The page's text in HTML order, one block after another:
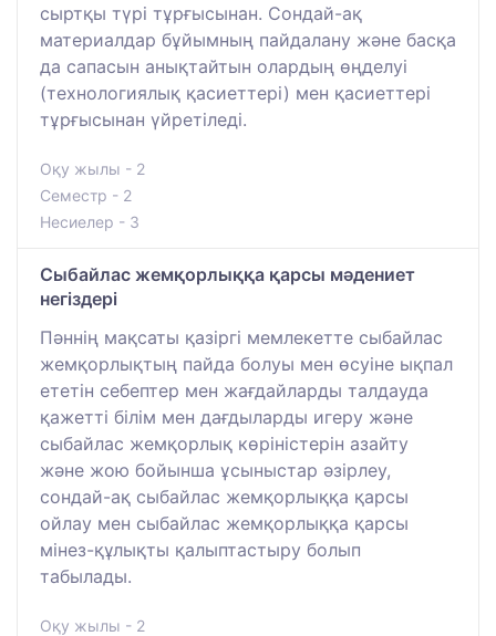
сыртқы түрі тұрғысынан. Сондай-ақ
материалдар бұйымның пайдалану және басқа
да сапасын анықтайтын олардың өңделуі
(технологиялық қасиеттері) мен қасиеттері
тұрғысынан үйретіледі.
Оқу жылы - 2
Семестр - 2
Несиелер - 3
Сыбайлас жемқорлыққа қарсы мәдениет
негіздері
Пәннің мақсаты қазіргі мемлекетте сыбайлас
жемқорлықтың пайда болуы мен өсуіне ықпал
ететін себептер мен жағдайларды талдауда
қажетті білім мен дағдыларды игеру және
сыбайлас жемқорлық көріністерін азайту
және жою бойынша ұсыныстар әзірлеу,
сондай-ақ сыбайлас жемқорлыққа қарсы
ойлау мен сыбайлас жемқорлыққа қарсы
мінез-құлықты қалыптастыру болып
табылады.
Оқу жылы - 2